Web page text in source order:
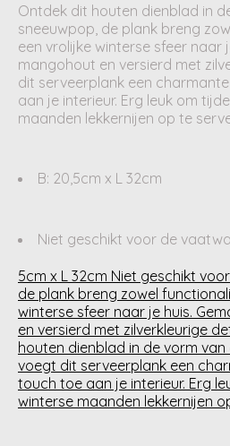
Ontdek dit houten dienblad in
sneeuwpop, de plank breng
een vrolijke winterse sfeer naar
mangohout en versierd met
dit serveerplank een
aan je interieur. Erg leuk om
maanden lekkernijen op te
B: 20,5cm x L 32cm
Niet geschikt voor de
5cm x L 32cm Niet geschikt
de plank breng zowel
winterse sfeer naar je huis.
en versierd met zilverkleurige
houten dienblad in de vorm
voegt dit serveerplank een
touch toe aan je interieur. Erg
winterse maanden lekkernijen